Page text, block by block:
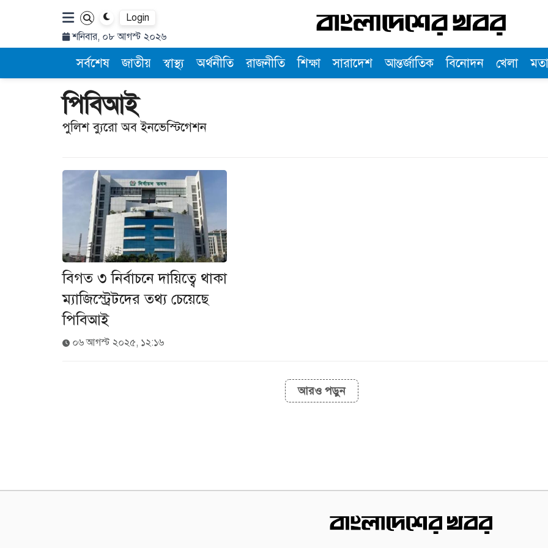
Login
শনিবার, ০৮ আগস্ট ২০২৬
সর্বশেষ জাতীয় স্বাস্থ্য অর্থনীতি রাজনীতি শিক্ষা সারাদেশ আন্তর্জাতিক বিনোদন খেলা
পিবিআই
পুলিশ ব্যুরো অব ইনভেস্টিগেশন
বিগত ৩ নির্বাচনে দায়িত্বে থাকা
ম্যাজিস্ট্রেটদের তথ্য চেয়েছে
পিবিআই
০৬ আগস্ট ২০২৫, ১২:১৬
আরও পড়ুন